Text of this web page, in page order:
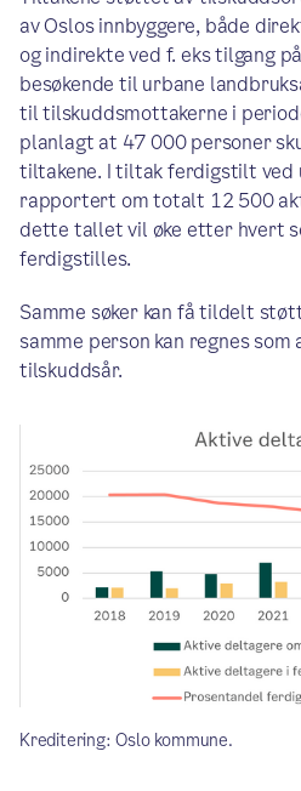
av Oslos innbyggere, både
og indirekte ved f. eks tilgang
besøkende til urbane
til tilskuddsmottakerne i
planlagt at 47 000 personer
tiltakene. I tiltak ferdigstilt ved
rapportert om totalt 12 500
dette tallet vil øke etter hvert
ferdigstilles.
Samme søker kan få tildelt
samme person kan regnes
tilskuddsår.
Kreditering: Oslo kommune.